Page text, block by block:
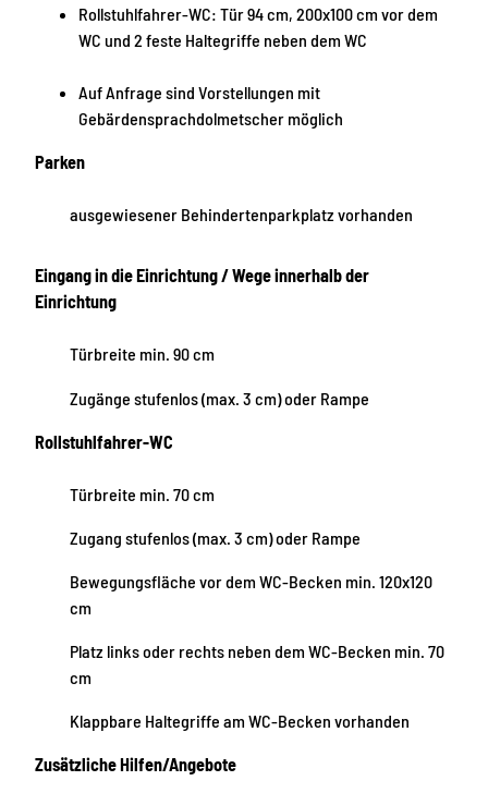
Rollstuhlfahrer-WC: Tür 94 cm, 200x100 cm vor dem
WC und 2 feste Haltegriffe neben dem WC
Auf Anfrage sind Vorstellungen mit
Gebärdensprachdolmetscher möglich
Parken
ausgewiesener Behindertenparkplatz vorhanden
Eingang in die Einrichtung / Wege innerhalb der
Einrichtung
Türbreite min. 90 cm
Zugänge stufenlos (max. 3 cm) oder Rampe
Rollstuhlfahrer-WC
Türbreite min. 70 cm
Zugang stufenlos (max. 3 cm) oder Rampe
Bewegungsfläche vor dem WC-Becken min. 120x120
cm
Platz links oder rechts neben dem WC-Becken min. 70
cm
Klappbare Haltegriffe am WC-Becken vorhanden
Zusätzliche Hilfen/Angebote